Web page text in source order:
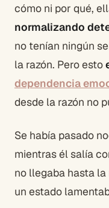
cómo ni por qué,
normalizando
no tenían ningún
la razón. Pero esto
dependencia
desde la razón no
Se había pasado
mientras él salía
no llegaba hasta
un estado